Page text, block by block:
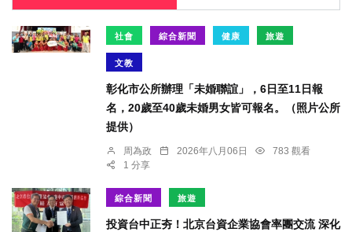
社會 綜合新聞 健康 旅遊
文教
彰化市公所辦理「未婚聯誼」，6日至11日報
名，20歲至40歲未婚男女皆可報名。（照片公所
提供）
周為政 2026年八月06日
783 觀看
1 分享
綜合新聞 旅遊
投資台中正夯！北京台資企業協會率團交流 深化